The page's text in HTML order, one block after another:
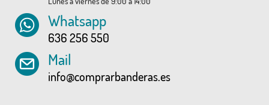
Whatsapp
636 256 550
Mail
info@comprarbanderas.es